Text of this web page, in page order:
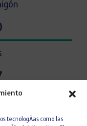
tecnologÃ­as como las